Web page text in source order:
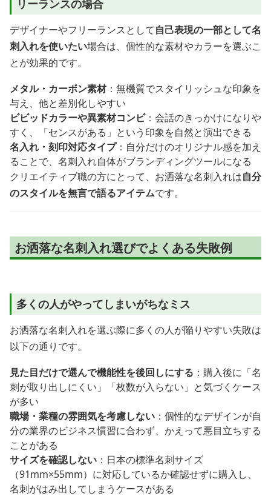
リーランスの場合
デザイナーやフリーランスとして自己表現の一部として名
刺入れを使いたい場合は、個性的な素材やカラーを選ぶこ
とが効果的です。
メタル・カーボン素材：無機質でスタイリッシュな印象を
与え、他と差別化しやすい
ビビッドカラーや異素材コンビ：会話のきっかけになりや
すく、「センスがある」という印象を自然と演出できる
名入れ・刻印対応タイプ：自分だけのオリジナル感を加え
ることで、名刺入れ自体がブランディングツールになる
クリエイティブ職の方にとって、お洒落な名刺入れは自分
のスタイルを無言で語るアイテムです。
お洒落な名刺入れ選びでよくある失敗例
多くの人がやってしまいがちなミス
お洒落な名刺入れを選ぶ際に多くの人が陥りやすい失敗は
以下の通りです。
見た目だけで選んで機能性を後回しにする ：購入後に「名
刺が取り出しにくい」「枚数が入らない」と気づくケース
が多い
職場・業種の雰囲気を考慮しない ：個性的なデザインが自
分の業界のビジネス慣習に合わず、かえって悪目立ちする
ことがある
サイズを確認しない ：日本の標準名刺サイズ
（91mm×55mm）に対応しているか確認せずに購入し、
名刺がはみ出してしまうケースがある